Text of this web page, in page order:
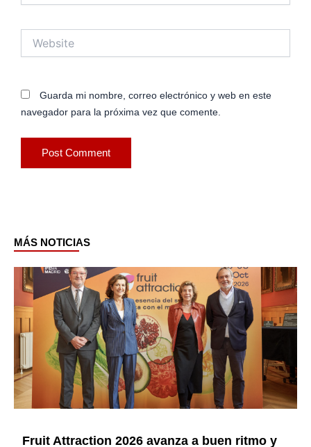
Guarda mi nombre, correo electrónico y web en este
navegador para la próxima vez que comente.
MÁS NOTICIAS
Fruit Attraction 2026 avanza a buen ritmo y
PagePagePagePage Page